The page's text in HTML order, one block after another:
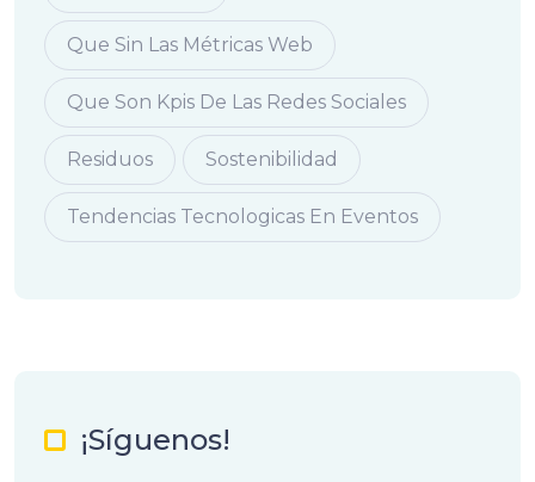
Que Sin Las Métricas Web
Que Son Kpis De Las Redes Sociales
Residuos Sostenibilidad
Tendencias Tecnologicas En Eventos
¡Síguenos!